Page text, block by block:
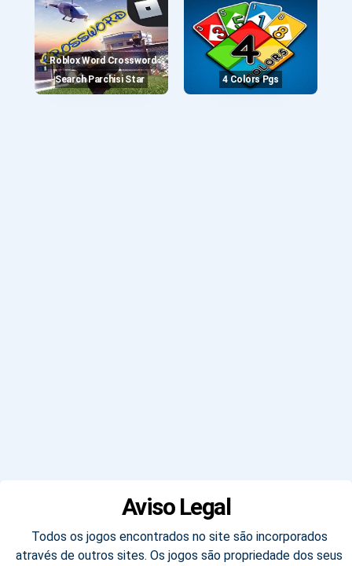
Roblox Word Crossword
Search Parchisi Star
4 Colors Pgs
Aviso Legal
Todos os jogos encontrados no site são incorporados
através de outros sites. Os jogos são propriedade dos seus